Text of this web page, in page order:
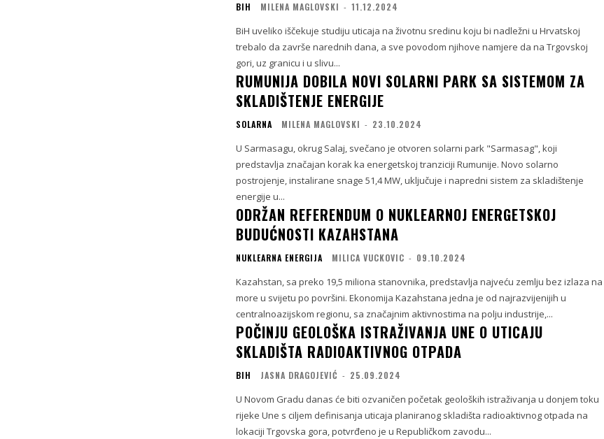
BIH MILENA MAGLOVSKI - 11.12.2024
BiH uveliko iščekuje studiju uticaja na životnu sredinu koju bi nadležni u Hrvatskoj
trebalo da završe narednih dana, a sve povodom njihove namjere da na Trgovskoj
gori, uz granicu i u slivu...
RUMUNIJA DOBILA NOVI SOLARNI PARK SA SISTEMOM ZA
SKLADIŠTENJE ENERGIJE
SOLARNA MILENA MAGLOVSKI - 23.10.2024
U Sarmasagu, okrug Salaj, svečano je otvoren solarni park "Sarmasag", koji
predstavlja značajan korak ka energetskoj tranziciji Rumunije. Novo solarno
postrojenje, instalirane snage 51,4 MW, uključuje i napredni sistem za skladištenje
energije u...
ODRŽAN REFERENDUM O NUKLEARNOJ ENERGETSKOJ
BUDUĆNOSTI KAZAHSTANA
NUKLEARNA ENERGIJA MILICA VUCKOVIC - 09.10.2024
Kazahstan, sa preko 19,5 miliona stanovnika, predstavlja najveću zemlju bez izlaza na
more u svijetu po površini. Ekonomija Kazahstana jedna je od najrazvijenijih u
centralnoazijskom regionu, sa značajnim aktivnostima na polju industrije,...
POČINJU GEOLOŠKA ISTRAŽIVANJA UNE O UTICAJU
SKLADIŠTA RADIOAKTIVNOG OTPADA
BIH JASNA DRAGOJEVIĆ - 25.09.2024
U Novom Gradu danas će biti ozvaničen početak geoloških istraživanja u donjem toku
rijeke Une s ciljem definisanja uticaja planiranog skladišta radioaktivnog otpada na
lokaciji Trgovska gora, potvrđeno je u Republičkom zavodu...